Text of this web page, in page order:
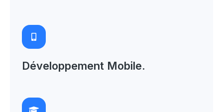
Développement Mobile.